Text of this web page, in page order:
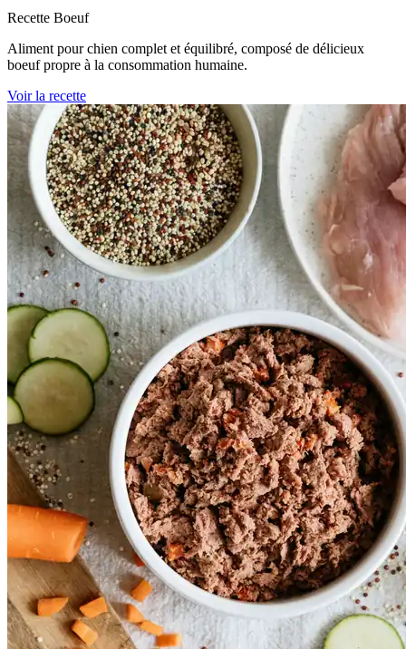
Recette Boeuf
Aliment pour chien complet et équilibré, composé de délicieux
boeuf propre à la consommation humaine.
Voir la recette